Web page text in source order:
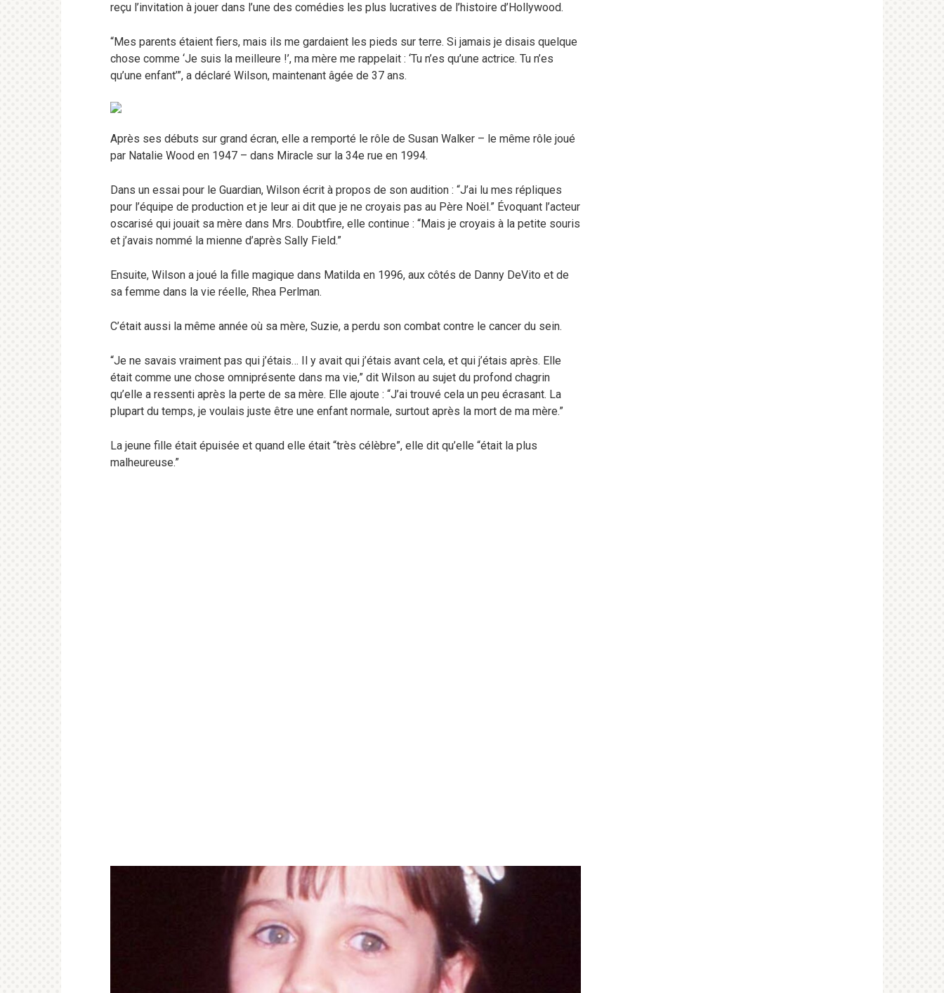
reçu l’invitation à jouer dans l’une des comédies les plus lucratives de l’histoire d’Hollywood.
“Mes parents étaient fiers, mais ils me gardaient les pieds sur terre. Si jamais je disais quelque
chose comme ‘Je suis la meilleure !’, ma mère me rappelait : ‘Tu n’es qu’une actrice. Tu n’es
qu’une enfant’”, a déclaré Wilson, maintenant âgée de 37 ans.
Après ses débuts sur grand écran, elle a remporté le rôle de Susan Walker – le même rôle joué
par Natalie Wood en 1947 – dans Miracle sur la 34e rue en 1994.
Dans un essai pour le Guardian, Wilson écrit à propos de son audition : “J’ai lu mes répliques
pour l’équipe de production et je leur ai dit que je ne croyais pas au Père Noël.” Évoquant l’acteur
oscarisé qui jouait sa mère dans Mrs. Doubtfire, elle continue : “Mais je croyais à la petite souris
et j’avais nommé la mienne d’après Sally Field.”
Ensuite, Wilson a joué la fille magique dans Matilda en 1996, aux côtés de Danny DeVito et de
sa femme dans la vie réelle, Rhea Perlman.
C’était aussi la même année où sa mère, Suzie, a perdu son combat contre le cancer du sein.
“Je ne savais vraiment pas qui j’étais… Il y avait qui j’étais avant cela, et qui j’étais après. Elle
était comme une chose omniprésente dans ma vie,” dit Wilson au sujet du profond chagrin
qu’elle a ressenti après la perte de sa mère. Elle ajoute : “J’ai trouvé cela un peu écrasant. La
plupart du temps, je voulais juste être une enfant normale, surtout après la mort de ma mère.”
La jeune fille était épuisée et quand elle était “très célèbre”, elle dit qu’elle “était la plus
malheureuse.”